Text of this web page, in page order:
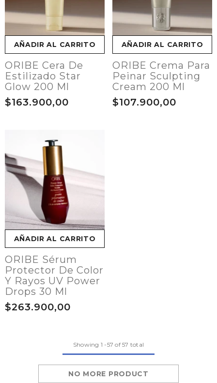
AÑADIR AL CARRITO
ORIBE Cera De
Estilizado Star
Glow 200 Ml
$163.900,00
AÑADIR AL CARRITO
ORIBE Crema Para
Peinar Sculpting
Cream 200 Ml
$107.900,00
AÑADIR AL CARRITO
ORIBE Sérum
Protector De Color
Y Rayos UV Power
Drops 30 Ml
$263.900,00
Showing 1 -57 of 57 total
NO MORE PRODUCT